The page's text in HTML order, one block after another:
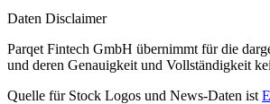
Daten Disclaimer
Parqet Fintech GmbH übernimmt für die
und deren Genauigkeit und Vollständigkeit
Quelle für Stock Logos und News-Daten ist